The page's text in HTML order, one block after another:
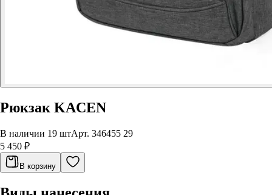
Рюкзак KACEN
В наличии 19 штАрт. 346455 29
5 450 ₽
В корзину